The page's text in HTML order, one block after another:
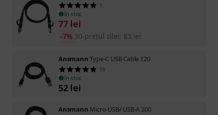
1
în stoc
77 lei
30-prețul zilei: 83 lei
-7%
AnsmannType-C USB Cable 120
15
în stoc
52 lei
Ansmann Micro-USB/ USB-A 200